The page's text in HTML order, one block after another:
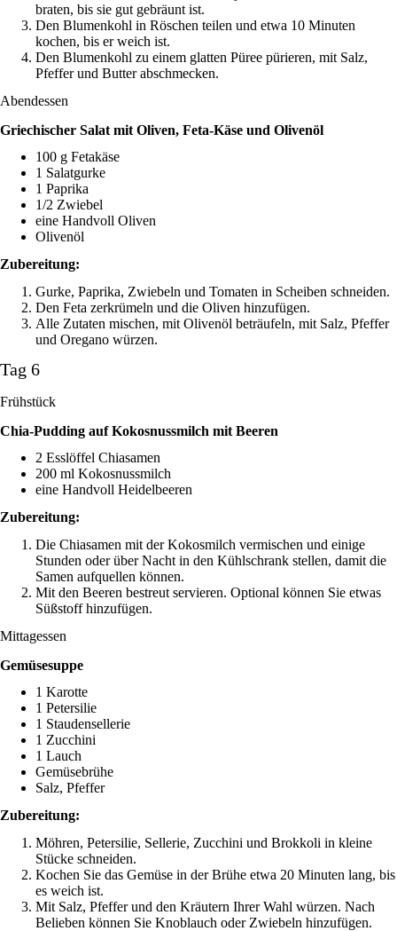
braten, bis sie gut gebräunt ist.
Den Blumenkohl in Röschen teilen und etwa 10 Minuten
kochen, bis er weich ist.
Den Blumenkohl zu einem glatten Püree pürieren, mit Salz,
Pfeffer und Butter abschmecken.
Abendessen
Griechischer Salat mit Oliven, Feta-Käse und Olivenöl
100 g Fetakäse
1 Salatgurke
1 Paprika
1/2 Zwiebel
eine Handvoll Oliven
Olivenöl
Zubereitung:
Gurke, Paprika, Zwiebeln und Tomaten in Scheiben schneiden.
Den Feta zerkrümeln und die Oliven hinzufügen.
Alle Zutaten mischen, mit Olivenöl beträufeln, mit Salz, Pfeffer
und Oregano würzen.
Tag 6
Frühstück
Chia-Pudding auf Kokosnussmilch mit Beeren
2 Esslöffel Chiasamen
200 ml Kokosnussmilch
eine Handvoll Heidelbeeren
Zubereitung:
Die Chiasamen mit der Kokosmilch vermischen und einige
Stunden oder über Nacht in den Kühlschrank stellen, damit die
Samen aufquellen können.
Mit den Beeren bestreut servieren. Optional können Sie etwas
Süßstoff hinzufügen.
Mittagessen
Gemüsesuppe
1 Karotte
1 Petersilie
1 Staudensellerie
1 Zucchini
1 Lauch
Gemüsebrühe
Salz, Pfeffer
Zubereitung:
Möhren, Petersilie, Sellerie, Zucchini und Brokkoli in kleine
Stücke schneiden.
Kochen Sie das Gemüse in der Brühe etwa 20 Minuten lang, bis
es weich ist.
Mit Salz, Pfeffer und den Kräutern Ihrer Wahl würzen. Nach
Belieben können Sie Knoblauch oder Zwiebeln hinzufügen.